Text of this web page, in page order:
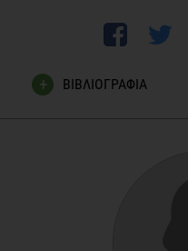
ΒΙΒΛΙΟΓΡΑΦΙΑ